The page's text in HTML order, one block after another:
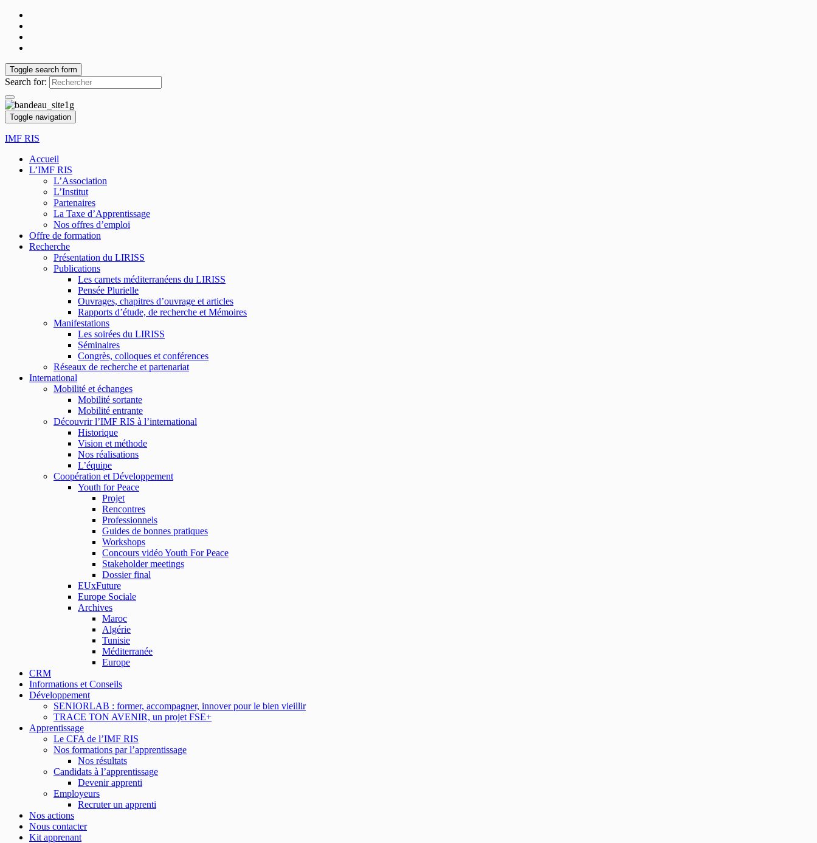
Toggle search form
Search for:
Toggle navigation
IMF RIS
Accueil
L’IMF RIS
L’Association
L’Institut
Partenaires
La Taxe d’Apprentissage
Nos offres d’emploi
Offre de formation
Recherche
Présentation du LIRISS
Publications
Les carnets méditerranéens du LIRISS
Pensée Plurielle
Ouvrages, chapitres d’ouvrage et articles
Rapports d’étude, de recherche et Mémoires
Manifestations
Les soirées du LIRISS
Séminaires
Congrès, colloques et conférences
Réseaux de recherche et partenariat
International
Mobilité et échanges
Mobilité sortante
Mobilité entrante
Découvrir l’IMF RIS à l’international
Historique
Vision et méthode
Nos réalisations
L’équipe
Coopération et Développement
Youth for Peace
Projet
Rencontres
Professionnels
Guides de bonnes pratiques
Workshops
Concours vidéo Youth For Peace
Stakeholder meetings
Dossier final
EUxFuture
Europe Sociale
Archives
Maroc
Algérie
Tunisie
Méditerranée
Europe
CRM
Informations et Conseils
Développement
SENIORLAB : former, accompagner, innover pour le bien vieillir
TRACE TON AVENIR, un projet FSE+
Apprentissage
Le CFA de l’IMF RIS
Nos formations par l’apprentissage
Nos résultats
Candidats à l’apprentissage
Devenir apprenti
Employeurs
Recruter un apprenti
Nos actions
Nous contacter
Kit apprenant